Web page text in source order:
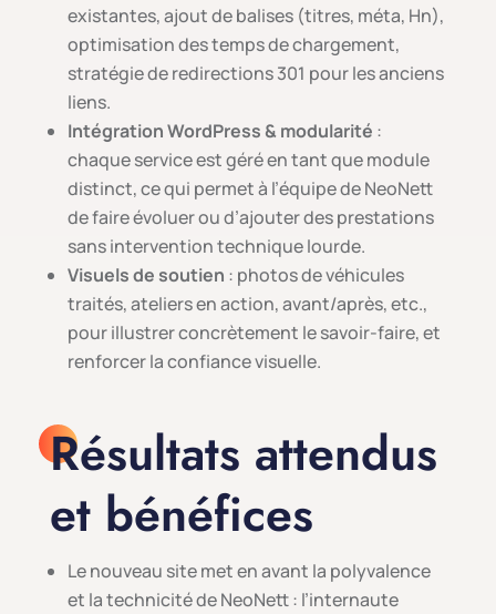
existantes, ajout de balises (titres, méta, Hn),
optimisation des temps de chargement,
stratégie de redirections 301 pour les anciens
liens.
Intégration WordPress & modularité :
chaque service est géré en tant que module
distinct, ce qui permet à l’équipe de NeoNett
de faire évoluer ou d’ajouter des prestations
sans intervention technique lourde.
Visuels de soutien : photos de véhicules
traités, ateliers en action, avant/après, etc.,
pour illustrer concrètement le savoir-faire, et
renforcer la confiance visuelle.
Résultats attendus
et bénéfices
Le nouveau site met en avant la polyvalence
et la technicité de NeoNett : l’internaute